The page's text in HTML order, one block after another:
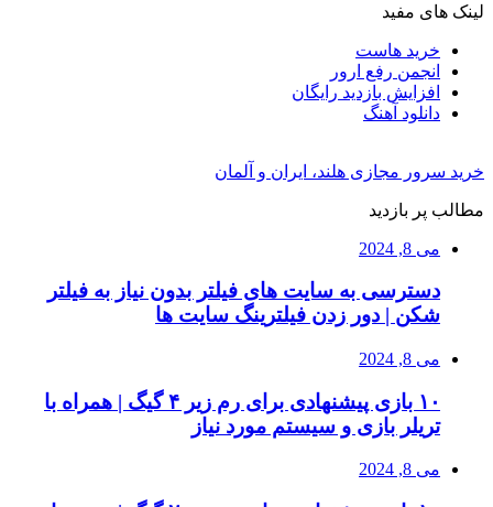
لینک های مفید
خرید هاست
انجمن رفع ارور
افزایش بازدید رایگان
دانلود آهنگ
خرید سرور مجازی هلند، ایران و آلمان
مطالب پر بازدید
می 8, 2024
دسترسی به سایت های فیلتر بدون نیاز به فیلتر
شکن | دور زدن فیلترینگ سایت ها
می 8, 2024
۱۰ بازی پیشنهادی برای رم زیر ۴ گیگ | همراه با
تریلر بازی و سیستم مورد نیاز
می 8, 2024